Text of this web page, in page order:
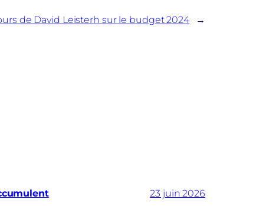
de David Leisterh sur le budget 2024 →
23 juin 2026